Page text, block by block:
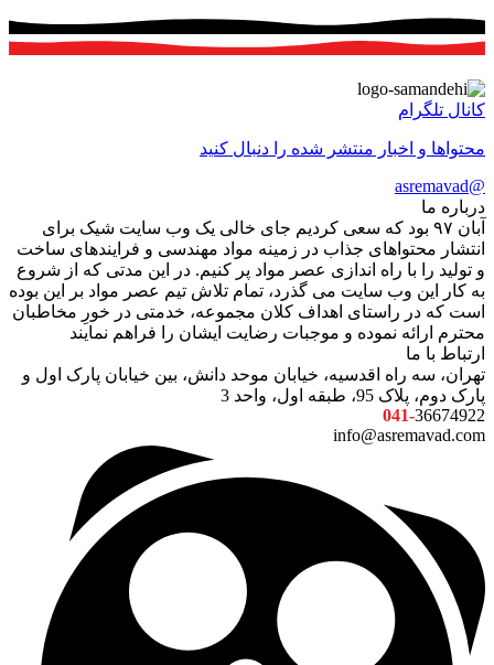
کانال تلگرام
محتواها و اخبار منتشر شده را دنبال کنید
@asremavad
درباره ما
آبان ۹۷ بود که سعی کردیم جای خالی یک وب سایت شیک برای
انتشار محتواهای جذاب در زمینه مواد مهندسی و فرایندهای ساخت
و تولید را با راه اندازی عصر مواد پر کنیم. در این مدتی که از شروع
به کار این وب سایت می گذرد، تمام تلاش تیم عصر مواد بر این بوده
است که در راستای اهداف کلان مجموعه، خدمتی در خورِ مخاطبان
محترم ارائه نموده و موجبات رضایت ایشان را فراهم نمایند
ارتباط با ما
تهران، سه راه اقدسیه، خیابان موحد دانش، بین خیابان پارک اول و
پارک دوم، پلاک 95، طبقه اول، واحد 3
041-36674922
info@asremavad.com